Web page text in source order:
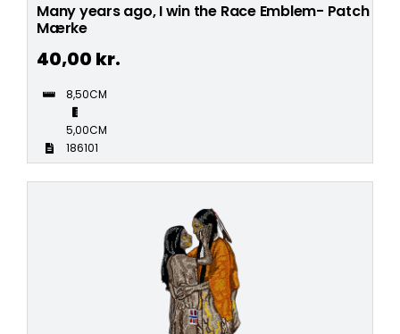
Many years ago, I win the Race Emblem- Patch
Mærke
40,00 kr.
8,50CM
5,00CM
186101